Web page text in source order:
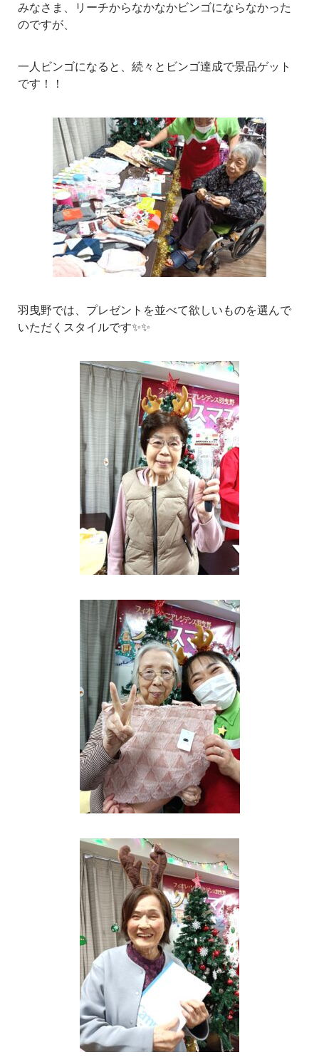
みなさま、リーチからなかなかビンゴにならなかった
のですが、
一人ビンゴになると、続々とビンゴ達成で景品ゲット
です！！
羽曳野では、プレゼントを並べて欲しいものを選んで
いただくスタイルです✨✨